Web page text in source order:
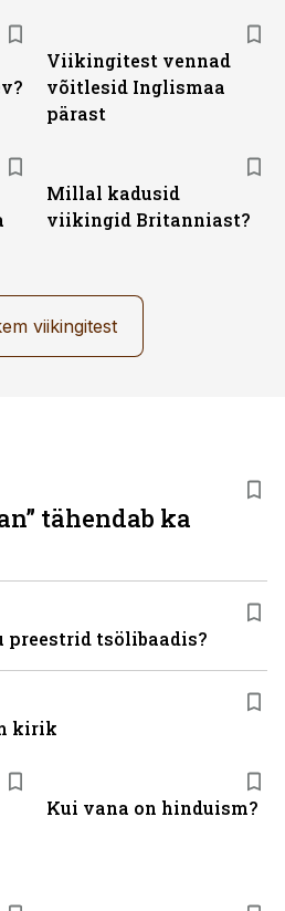
Viikingitest vennad
võitlesid Inglismaa
pärast
Millal kadusid
viikingid Britanniast?
viikingitest
Kui vana on hinduism?
tähendab ka
tsölibaadis?
kirik